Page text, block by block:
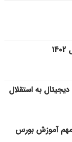
به استقلال
آموزش بورس